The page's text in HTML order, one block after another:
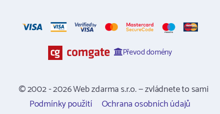
Převod domény
© 2002 - 2026 Web zdarma s.r.o. — zvládnete to sami
Podmínky použití
Ochrana osobních údajů